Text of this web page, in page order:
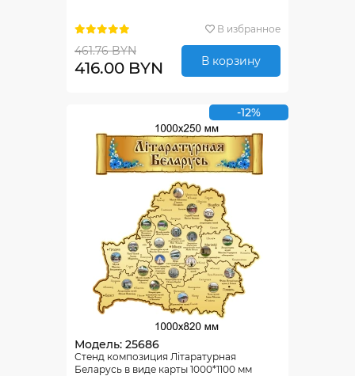
В избранное
461.76 BYN
416.00 BYN В корзину
-12%
Модель: 25686
Стенд композиция Лiтаратурная
Беларусь в виде карты 1000*1100 мм